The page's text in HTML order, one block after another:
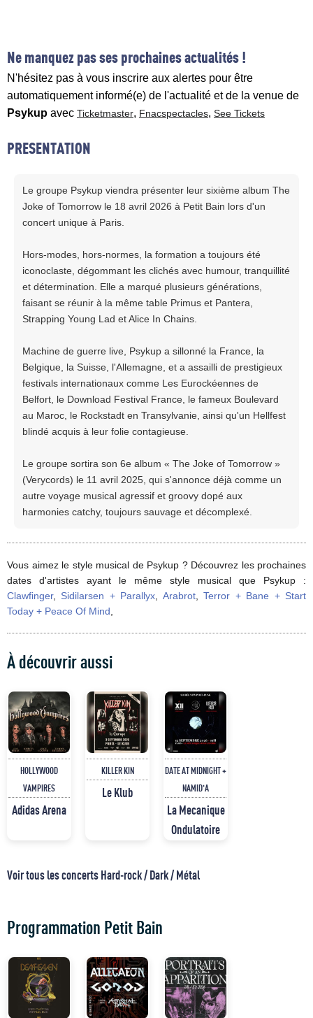
Ne manquez pas ses prochaines actualités !
N'hésitez pas à vous inscrire aux alertes pour être
automatiquement informé(e) de l'actualité et de la venue de
Psykup avec Ticketmaster, Fnacspectacles, See Tickets
PRESENTATION
Le groupe Psykup viendra présenter leur sixième album The
Joke of Tomorrow le 18 avril 2026 à Petit Bain lors d'un
concert unique à Paris.
Hors-modes, hors-normes, la formation a toujours été
iconoclaste, dégommant les clichés avec humour, tranquillité
et détermination. Elle a marqué plusieurs générations,
faisant se réunir à la même table Primus et Pantera,
Strapping Young Lad et Alice In Chains.
Machine de guerre live, Psykup a sillonné la France, la
Belgique, la Suisse, l'Allemagne, et a assailli de prestigieux
festivals internationaux comme Les Eurockéennes de
Belfort, le Download Festival France, le fameux Boulevard
au Maroc, le Rockstadt en Transylvanie, ainsi qu'un Hellfest
blindé acquis à leur folie contagieuse.
Le groupe sortira son 6e album « The Joke of Tomorrow »
(Verycords) le 11 avril 2025, qui s'annonce déjà comme un
autre voyage musical agressif et groovy dopé aux
harmonies catchy, toujours sauvage et décomplexé.
Vous aimez le style musical de Psykup ? Découvrez les prochaines
dates d'artistes ayant le même style musical que Psykup :
Clawfinger, Sidilarsen + Parallyx Arabrot,Terror + Bane + Start
Today + Peace Of Mind
À découvrir aussi
HOLLYWOOD
VAMPIRES
Adidas Arena
KILLER KIN
Le Klub
DATE AT MIDNIGHT +
NAMID'A
La Mecanique
Ondulatoire
Voir tous les concerts Hard-rock / Dark / Métal
Programmation Petit Bain